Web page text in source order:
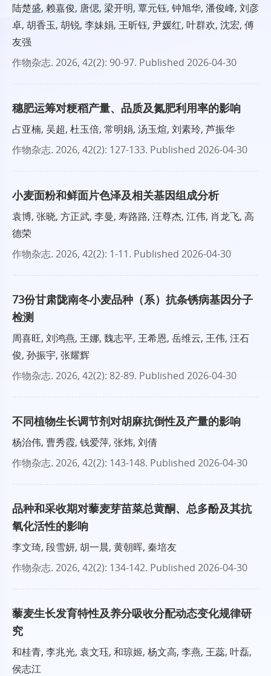
陆楚盛, 赖嘉俊, 唐偲, 梁开明, 覃元钰, 钟旭华, 潘俊峰, 刘彦
卓, 胡香玉, 胡锐, 李妹娟, 王昕钰, 尹媛红, 叶群欢, 沈宏, 傅
友强
作物杂志. 2026, 42(2): 90-97. Published 2026-04-30
穗肥运筹对粳稻产量、品质及氮肥利用率的影响
占亚楠, 吴超, 杜玉倍, 常明娟, 汤玉煊, 刘素玲, 芦振华
作物杂志. 2026, 42(2): 127-133. Published 2026-04-30
小麦面粉和鲜面片色泽及相关基因组成分析
袁博, 张晓, 方正武, 李曼, 寿路路, 汪尊杰, 江伟, 肖龙飞, 高
德荣
作物杂志. 2026, 42(2): 1-11. Published 2026-04-30
73份甘肃陇南冬小麦品种（系）抗条锈病基因分子
检测
周喜旺, 刘鸿燕, 王娜, 魏志平, 王希恩, 岳维云, 王伟, 汪石
俊, 孙振宇, 张耀辉
作物杂志. 2026, 42(2): 82-89. Published 2026-04-30
不同植物生长调节剂对胡麻抗倒性及产量的影响
杨治伟, 曹秀霞, 钱爱萍, 张炜, 刘倩
作物杂志. 2026, 42(2): 143-148. Published 2026-04-30
品种和采收期对藜麦芽苗菜总黄酮、总多酚及其抗
氧化活性的影响
李文琦, 段雪妍, 胡一晨, 黄朝晖, 秦培友
作物杂志. 2026, 42(2): 134-142. Published 2026-04-30
藜麦生长发育特性及养分吸收分配动态变化规律研
究
和桂青, 李兆光, 袁文珏, 和琼姬, 杨文高, 李燕, 王蕊, 叶磊,
侯志江